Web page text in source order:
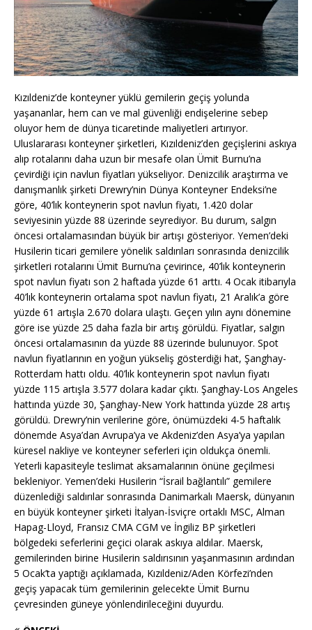
Kızıldeniz’de konteyner yüklü gemilerin geçiş yolunda
yaşananlar, hem can ve mal güvenliği endişelerine sebep
oluyor hem de dünya ticaretinde maliyetleri artırıyor.
Uluslararası konteyner şirketleri, Kızıldeniz’den geçişlerini askıya
alıp rotalarını daha uzun bir mesafe olan Ümit Burnu’na
çevirdiği için navlun fiyatları yükseliyor. Denizcilik araştırma ve
danışmanlık şirketi Drewry’nin Dünya Konteyner Endeksi’ne
göre, 40’lık konteynerin spot navlun fiyatı, 1.420 dolar
seviyesinin yüzde 88 üzerinde seyrediyor. Bu durum, salgın
öncesi ortalamasından büyük bir artışı gösteriyor. Yemen’deki
Husilerin ticari gemilere yönelik saldırıları sonrasında denizcilik
şirketleri rotalarını Ümit Burnu’na çevirince, 40’lık konteynerin
spot navlun fiyatı son 2 haftada yüzde 61 arttı. 4 Ocak itibarıyla
40’lık konteynerin ortalama spot navlun fiyatı, 21 Aralık’a göre
yüzde 61 artışla 2.670 dolara ulaştı. Geçen yılın aynı dönemine
göre ise yüzde 25 daha fazla bir artış görüldü. Fiyatlar, salgın
öncesi ortalamasının da yüzde 88 üzerinde bulunuyor. Spot
navlun fiyatlarının en yoğun yükseliş gösterdiği hat, Şanghay-
Rotterdam hattı oldu. 40’lık konteynerin spot navlun fiyatı
yüzde 115 artışla 3.577 dolara kadar çıktı. Şanghay-Los Angeles
hattında yüzde 30, Şanghay-New York hattında yüzde 28 artış
görüldü. Drewry’nin verilerine göre, önümüzdeki 4-5 haftalık
dönemde Asya’dan Avrupa’ya ve Akdeniz’den Asya’ya yapılan
küresel nakliye ve konteyner seferleri için oldukça önemli.
Yeterli kapasiteyle teslimat aksamalarının önüne geçilmesi
bekleniyor. Yemen’deki Husilerin “İsrail bağlantılı” gemilere
düzenlediği saldırılar sonrasında Danimarkalı Maersk, dünyanın
en büyük konteyner şirketi İtalyan-İsviçre ortaklı MSC, Alman
Hapag-Lloyd, Fransız CMA CGM ve İngiliz BP şirketleri
bölgedeki seferlerini geçici olarak askıya aldılar. Maersk,
gemilerinden birine Husilerin saldırısının yaşanmasının ardından
5 Ocak’ta yaptığı açıklamada, Kızıldeniz/Aden Körfezi’nden
geçiş yapacak tüm gemilerinin gelecekte Ümit Burnu
çevresinden güneye yönlendirileceğini duyurdu.